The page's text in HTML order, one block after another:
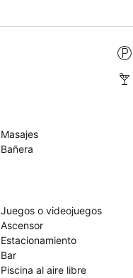
Masajes
Bañera
Juegos o videojuegos
Ascensor
Estacionamiento
Bar
Piscina al aire libre